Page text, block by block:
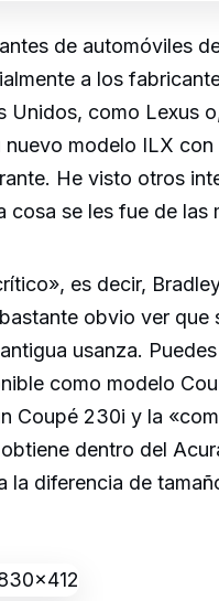
de automóviles
a los
Unidos, como Lexus
modelo ILX
He visto otros
cosa se les fue de las
es decir,
obvio ver que
usanza.
como modelo
Coupé 230i y la
dentro del
la diferencia de